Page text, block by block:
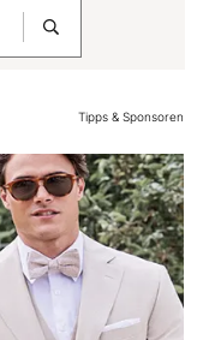
Tipps & Sponsoren